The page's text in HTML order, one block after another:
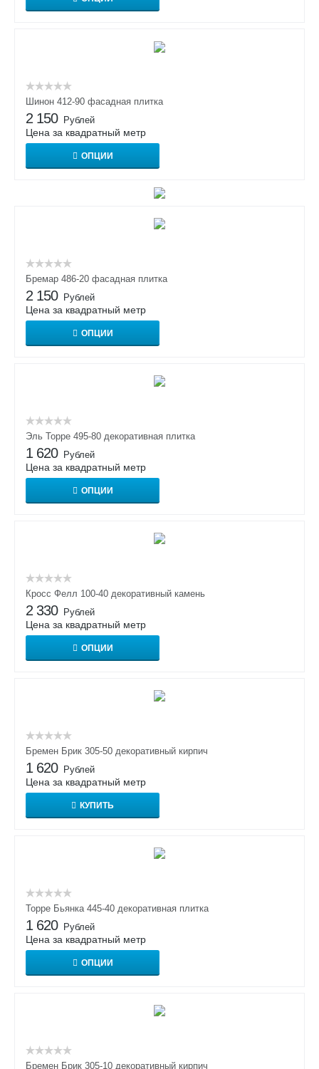
Шинон 412-90 фасадная плитка
2 150 Рублей
Цена за квадратный метр
ОПЦИИ
Бремар 486-20 фасадная плитка
2 150 Рублей
Цена за квадратный метр
ОПЦИИ
Эль Торре 495-80 декоративная плитка
1 620 Рублей
Цена за квадратный метр
ОПЦИИ
Кросс Фелл 100-40 декоративный камень
2 330 Рублей
Цена за квадратный метр
ОПЦИИ
Бремен Брик 305-50 декоративный кирпич
1 620 Рублей
Цена за квадратный метр
КУПИТЬ
Торре Бьянка 445-40 декоративная плитка
1 620 Рублей
Цена за квадратный метр
ОПЦИИ
Бремен Брик 305-10 декоративный кирпич